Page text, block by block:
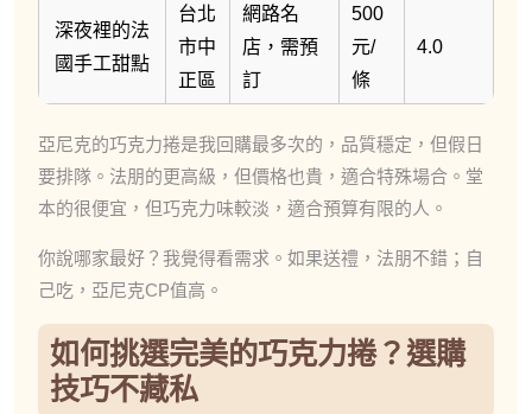
深夜裡的法
國手工甜點
台北
市中
正區
網路名
店，需預
訂
500
元/
條
4.0
亞尼克的巧克力捲是我回購最多次的，品質穩定，但假日
要排隊。法朋的更高級，但價格也貴，適合特殊場合。堂
本的很便宜，但巧克力味較淡，適合預算有限的人。
你說哪家最好？我覺得看需求。如果送禮，法朋不錯；自
己吃，亞尼克CP值高。
如何挑選完美的巧克力捲？選購
技巧不藏私